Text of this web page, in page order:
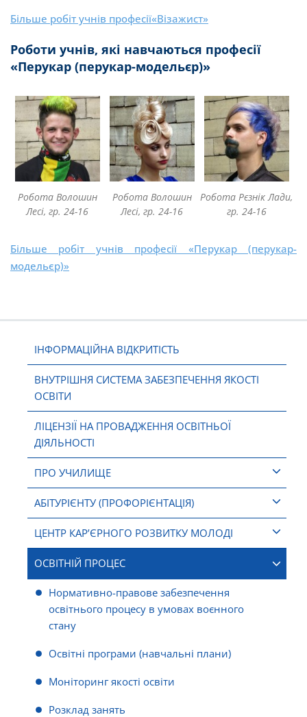
ІНФОРМАЦІЙНА ВІДКРИТІСТЬ
ВНУТРІШНЯ СИСТЕМА ЗАБЕЗПЕЧЕННЯ ЯКОСТІ
ОСВІТИ
ЛІЦЕНЗІЇ НА ПРОВАДЖЕННЯ ОСВІТНЬОЇ
ДІЯЛЬНОСТІ
ПРО УЧИЛИЩЕ
АБІТУРІЄНТУ (ПРОФОРІЄНТАЦІЯ)
ЦЕНТР КАР’ЄРНОГО РОЗВИТКУ МОЛОДІ
ОСВІТНІЙ ПРОЦЕС
Нормативно-правове забезпечення
освітнього процесу в умовах воєнного
стану
Освітні програми (навчальні плани)
Моніторинг якості освіти
Розклад занять
Більше робіт учнів професії«Візажист»
Роботи учнів, які навчаються професії
«Перукар (перукар-модельєр)»
Робота Волошин
Лесі, гр. 24-16
Робота Волошин
Лесі, гр. 24-16
Робота Рєзнік Лади,
гр. 24-16
Більше робіт учнів професії «Перукар (перукар-
модельєр)»